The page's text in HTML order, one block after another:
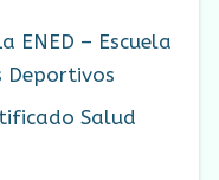
ENED – Escuela
Deportivos
Salud